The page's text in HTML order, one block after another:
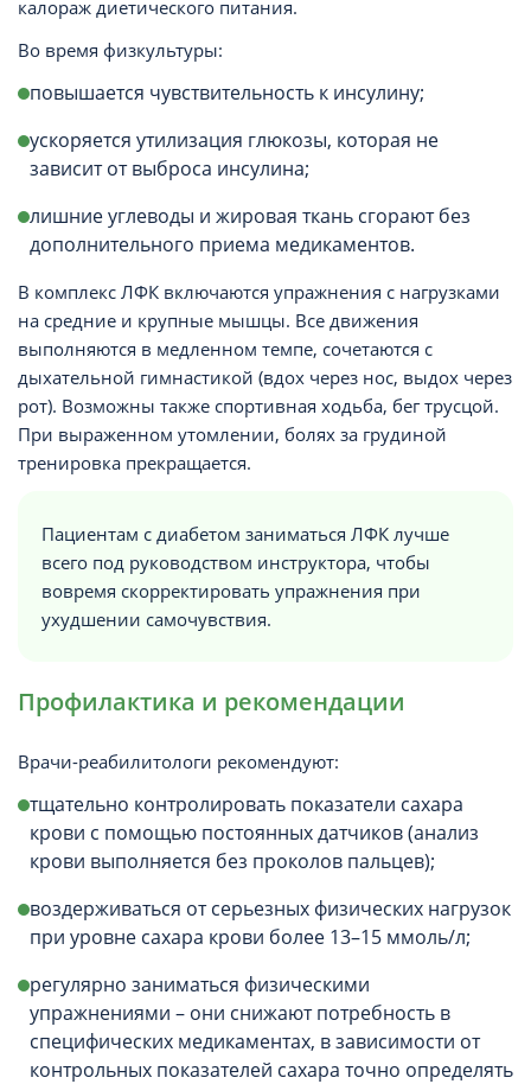
калораж диетического питания.
Во время физкультуры:
повышается чувствительность к инсулину;
ускоряется утилизация глюкозы, которая не
зависит от выброса инсулина;
лишние углеводы и жировая ткань сгорают без
дополнительного приема медикаментов.
В комплекс ЛФК включаются упражнения с нагрузками
на средние и крупные мышцы. Все движения
выполняются в медленном темпе, сочетаются с
дыхательной гимнастикой (вдох через нос, выдох через
рот). Возможны также спортивная ходьба, бег трусцой.
При выраженном утомлении, болях за грудиной
тренировка прекращается.
Пациентам с диабетом заниматься ЛФК лучше
всего под руководством инструктора, чтобы
вовремя скорректировать упражнения при
ухудшении самочувствия.
Профилактика и рекомендации
Врачи-реабилитологи рекомендуют:
тщательно контролировать показатели сахара
крови с помощью постоянных датчиков (анализ
крови выполняется без проколов пальцев);
воздерживаться от серьезных физических нагрузок
при уровне сахара крови более 13–15 ммоль/л;
регулярно заниматься физическими
упражнениями – они снижают потребность в
специфических медикаментах, в зависимости от
контрольных показателей сахара точно определять